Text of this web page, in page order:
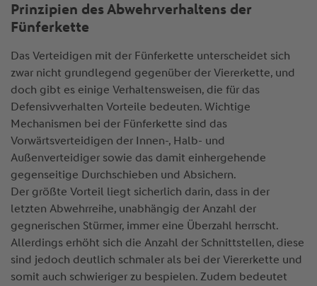
Prinzipien des Abwehrverhaltens der
Fünferkette
Das Verteidigen mit der Fünferkette unterscheidet sich
zwar nicht grundlegend gegenüber der Viererkette, und
doch gibt es einige Verhaltensweisen, die für das
Defensivverhalten Vorteile bedeuten. Wichtige
Mechanismen bei der Fünferkette sind das
Vorwärtsverteidigen der Innen-, Halb- und
Außenverteidiger sowie das damit einhergehende
gegenseitige Durchschieben und Absichern.
Der größte Vorteil liegt sicherlich darin, dass in der
letzten Abwehrreihe, unabhängig der Anzahl der
gegnerischen Stürmer, immer eine Überzahl herrscht.
Allerdings erhöht sich die Anzahl der Schnittstellen, diese
sind jedoch deutlich schmaler als bei der Viererkette und
somit auch schwieriger zu bespielen. Zudem bedeutet